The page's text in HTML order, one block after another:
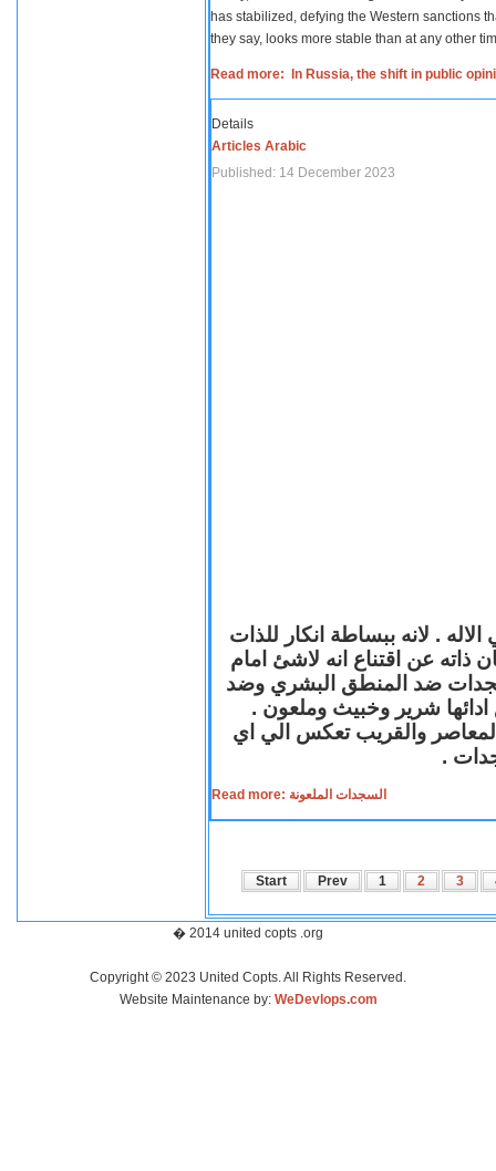
has stabilized, defying the Western sanctions
they say, looks more stable than at any other
Read more: In Russia, the shift in public
Details
Articles Arabic
Published: 14 December 2023
. لانه ببساطة انكار للذات
ذاته عن اقتناع انه لاشئ امام
ضد المنطق البشري وضد
ادائها شرير وخبيث وملعون .
المعاصر والقريب تعكس الي اي
.
Read more: السجدات الملعونة
Start Prev 1 2 3
� 2014 united copts .org
Copyright © 2023 United Copts. All Rights Reserved.
Website Maintenance by: WeDevlops.com